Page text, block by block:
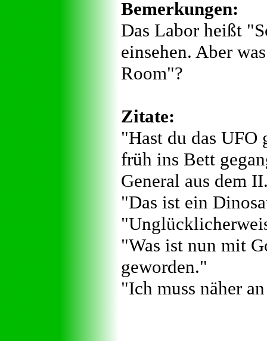
Bemerkungen:
Das Labor heißt
einsehen. Aber
Room"?
Zitate:
"Hast du das UFO
früh ins Bett
General aus dem
"Das ist ein
"Was ist nun mit
geworden."
"Ich muss näher